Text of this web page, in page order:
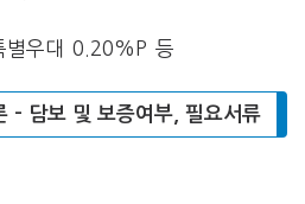
별우대 0.20%P 등
– 담보 및 보증여부, 필요서류